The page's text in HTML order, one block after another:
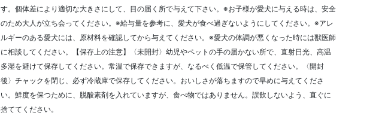
す。個体差により適切な大きさにして、目の届く所で与えて下さい。※お子様が愛犬に与える時は、安全
のため大人が立ち会ってください。※給与量を参考に、愛犬が食べ過ぎないようにしてください。※アレ
ルギーのある愛犬には、原材料を確認してから与えてください。※愛犬の体調が悪くなった時には獣医師
に相談してください。【保存上の注意】〈未開封〉幼児やペットの手の届かない所で、直射日光、高温
多湿を避けて保存してください。常温で保存できますが、なるべく低温で保管してください。〈開封
後〉チャックを閉じ、必ず冷蔵庫で保存してください。おいしさが落ちますので早めに与えてくださ
い。鮮度を保つために、脱酸素剤を入れていますが、食べ物ではありません。誤飲しないよう、直ぐに
捨ててください。